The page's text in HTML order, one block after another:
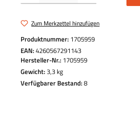
Zum Merkzettel hinzufügen
Produktnummer: 1705959
EAN:4260567291143
Hersteller-Nr.: 1705959
Gewicht:3,3 kg
Verfügbarer Bestand:8